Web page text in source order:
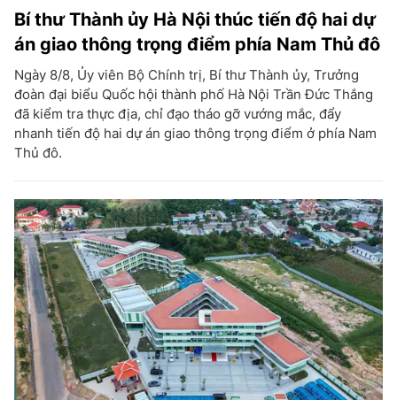
Bí thư Thành ủy Hà Nội thúc tiến độ hai dự
án giao thông trọng điểm phía Nam Thủ đô
Ngày 8/8, Ủy viên Bộ Chính trị, Bí thư Thành ủy, Trưởng
đoàn đại biểu Quốc hội thành phố Hà Nội Trần Đức Thắng
đã kiểm tra thực địa, chỉ đạo tháo gỡ vướng mắc, đẩy
nhanh tiến độ hai dự án giao thông trọng điểm ở phía Nam
Thủ đô.